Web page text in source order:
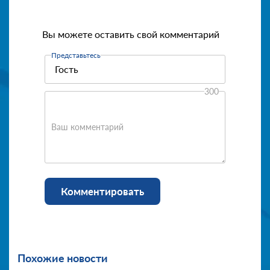
Вы можете оставить свой комментарий
Представьтесь
Ваш комментарий
300
Комментировать
Похожие новости